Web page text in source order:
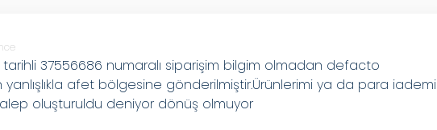
tarihli 37556686 numaralı siparişim bilgim olmadan defacto
yanlışlıkla afet bölgesine gönderilmiştir.Ürünlerimi ya da para iademi
oluşturuldu deniyor dönüş olmuyor